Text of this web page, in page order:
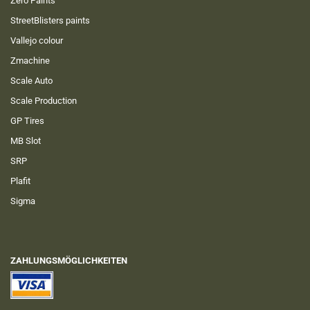
StreetBlisters paints
Vallejo colour
Zmachine
Scale Auto
Scale Production
GP Tires
MB Slot
SRP
Plafit
Sigma
ZAHLUNGSMÖGLICHKEITEN